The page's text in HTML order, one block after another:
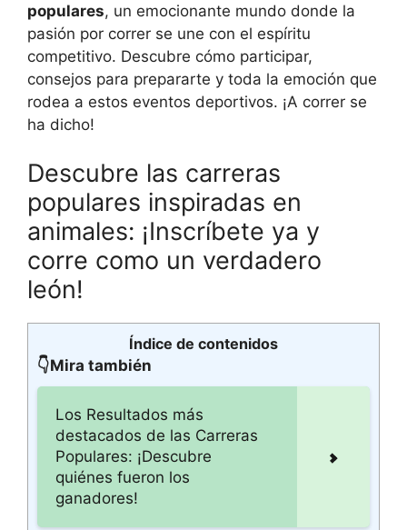
populares, un emocionante mundo donde la
pasión por correr se une con el espíritu
competitivo. Descubre cómo participar,
consejos para prepararte y toda la emoción que
rodea a estos eventos deportivos. ¡A correr se
ha dicho!
Descubre las carreras
populares inspiradas en
animales: ¡Inscríbete ya y
corre como un verdadero
león!
Índice de contenidos
👇Mira también
Los Resultados más
destacados de las Carreras
Populares: ¡Descubre
quiénes fueron los
ganadores!